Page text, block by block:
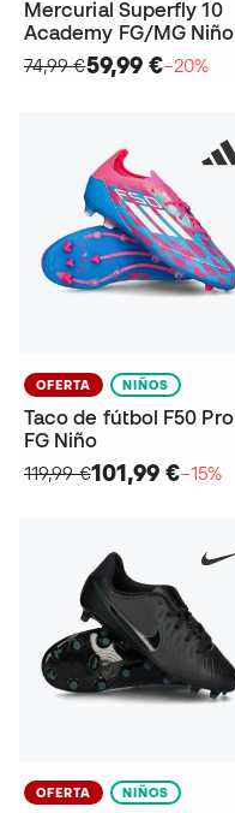
Mercurial Superfly 10
Academy FG/MG Niño
74,99 €59,99 €−20%
OFERTA NIÑOS
Taco de fútbol F50 Pro
FG Niño
119,99 €101,99 €−15%
OFERTA NIÑOS